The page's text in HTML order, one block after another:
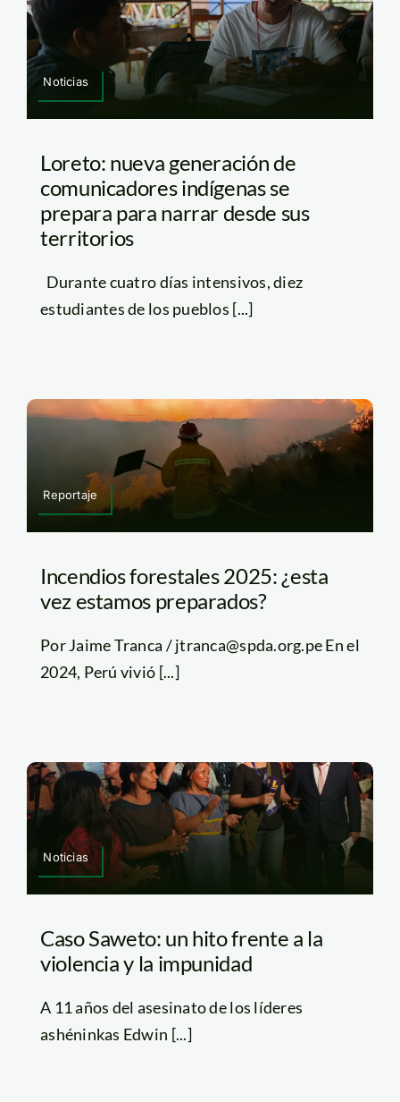
Noticias
Loreto: nueva generación de
comunicadores indígenas se
prepara para narrar desde sus
territorios
Durante cuatro días intensivos, diez
estudiantes de los pueblos [...]
Reportaje
Incendios forestales 2025: ¿esta
vez estamos preparados?
Por Jaime Tranca / jtranca@spda.org.pe En el
2024, Perú vivió [...]
Noticias
Caso Saweto: un hito frente a la
violencia y la impunidad
A 11 años del asesinato de los líderes
ashéninkas Edwin [...]